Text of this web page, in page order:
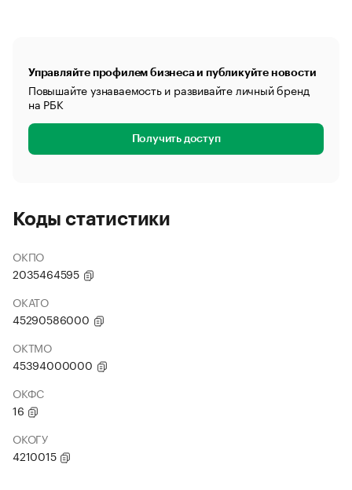
Управляйте профилем бизнеса и публикуйте новости
Повышайте узнаваемость и развивайте личный бренд
на РБК
Получить доступ
Коды статистики
ОКПО
2035464595
ОКАТО
45290586000
ОКТМО
45394000000
ОКФС
16
ОКОГУ
4210015